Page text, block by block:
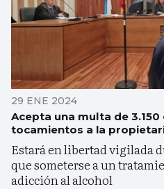
29 ENE 2024
Acepta una multa de
tocamientos a la
Estará en libertad vigilada
que someterse a un
adicción al alcohol